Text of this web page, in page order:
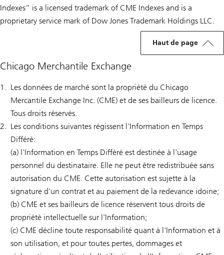
Indexes” is a licensed trademark of CME Indexes and is a
proprietary service mark of Dow Jones Trademark Holdings LLC.
Haut de page
Chicago Merchantile Exchange
Les données de marché sont la propriété du Chicago
Mercantile Exchange Inc. (CME) et de ses bailleurs de licence.
Tous droits réservés.
Les conditions suivantes régissent l'Information en Temps
Différé:
(a) l'Information en Temps Différé est destinée à l'usage
personnel du destinataire. Elle ne peut être redistribuée sans
autorisation du CME. Cette autorisation est sujette à la
signature d'un contrat et au paiement de la redevance idoine;
(b) CME et ses bailleurs de licence réservent tous droits de
propriété intellectuelle sur l'Information;
(c) CME décline toute responsabilité quant à l'Information et à
son utilisation, et pour toutes pertes, dommages et